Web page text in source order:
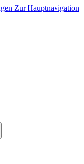
Zur Hauptnavigation